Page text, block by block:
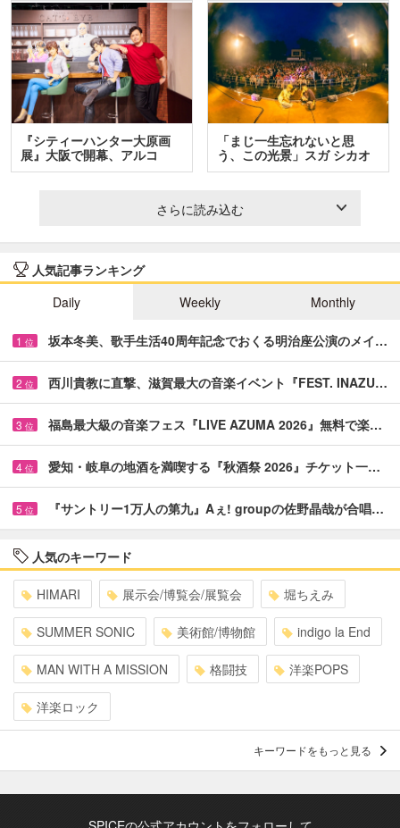
『シティーハンター大原画
展』大阪で開幕、アルコ
＆…
「まじ一生忘れないと思
う、この光景」スガ シカオ
と…
さらに読み込む
人気記事ランキング
Daily
Weekly Monthly
1 位 坂本冬美、歌手生活40周年記念でおくる明治座公演のメイ…
2 位 西川貴教に直撃、滋賀最大の音楽イベント『FEST. INAZU…
3 位 福島最大級の音楽フェス『LIVE AZUMA 2026』無料で楽…
4 位 愛知・岐阜の地酒を満喫する『秋酒祭 2026』チケット一…
5 位 『サントリー1万人の第九』Aぇ! groupの佐野晶哉が合唱…
人気のキーワード
HIMARI 展示会/博覧会/展覧会 堀ちえみ
SUMMER SONIC 美術館/博物館 indigo la End
MAN WITH A MISSION 格闘技 洋楽POPS
洋楽ロック
キーワードをもっと見る